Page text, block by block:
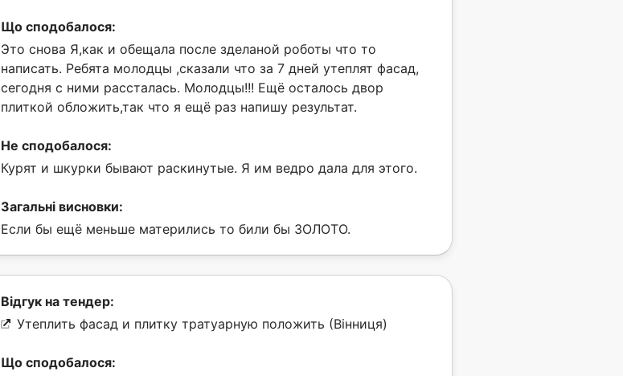
Що сподобалося:
Это снова Я,как и обещала после зделаной роботы что то
написать. Ребята молодцы ,сказали что за 7 дней утеплят фасад,
сегодня с ними рассталась. Молодцы!!! Ещё осталось двор
плиткой обложить,так что я ещё раз напишу результат.
Не сподобалося:
Курят и шкурки бывают раскинутые. Я им ведро дала для этого.
Загальні висновки:
Если бы ещё меньше матерились то били бы ЗОЛОТО.
Відгук на тендер:
Утеплить фасад и плитку тратуарную положить (Вінниця)
Що сподобалося: